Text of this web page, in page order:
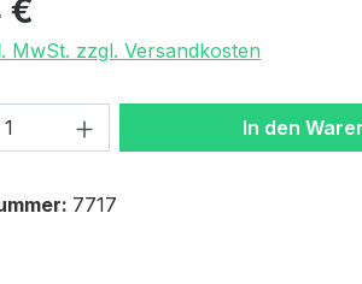
€
MwSt. zzgl. Versandkosten
Anzahl: Gib denIn den
7717